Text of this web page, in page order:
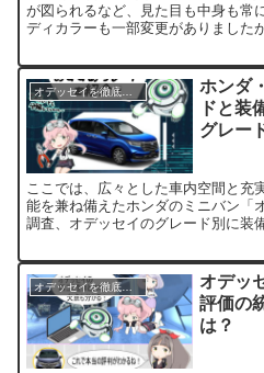
が図られるなど、見た目も中身も常
ディカラーも一部変更がありました
みんなに選ばれているのでしょう
オデッセイを徹底評価！
ホンダ
ドと装
グレー
ここでは、広々とした車内空間と充
能を兼ね備えたホンダのミニバン「
調査、オデッセイのグレード別に装
デッセイのパワートレインには2.4L
オデッセイを徹底評価！
オデッ
評価の
は？